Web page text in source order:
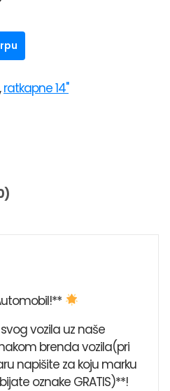
,ratkapne 14"
vozila uz naše
brenda vozila(pri
napišite za koju marku
oznake GRATIS)**!